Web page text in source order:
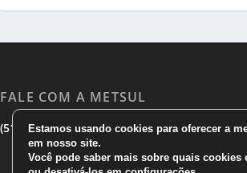
FALE COM A METSUL
(51) 3533 1983|(51)3785 7752|
Estamos usando cookies para oferecer a
em nosso site.
Você pode saber mais sobre quais cookies